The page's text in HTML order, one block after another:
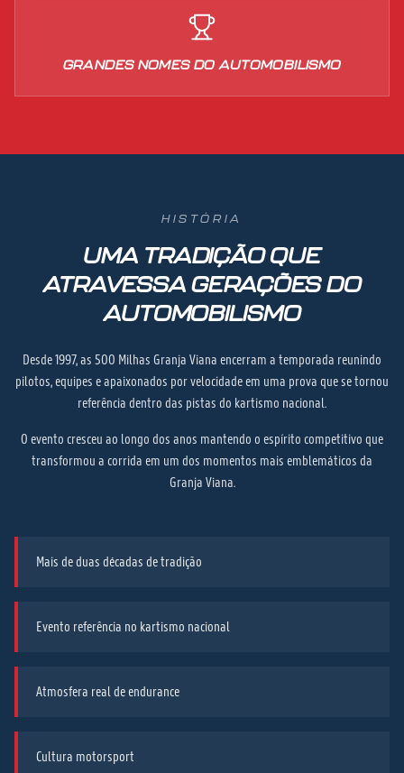
GRANDES NOMES DO AUTOMOBILISMO
HISTÓRIA
UMA TRADIÇÃO QUE
ATRAVESSA GERAÇÕES DO
AUTOMOBILISMO
Desde 1997, as 500 Milhas Granja Viana encerram a temporada reunindo
pilotos, equipes e apaixonados por velocidade em uma prova que se tornou
referência dentro das pistas do kartismo nacional.
O evento cresceu ao longo dos anos mantendo o espírito competitivo que
transformou a corrida em um dos momentos mais emblemáticos da
Granja Viana.
Mais de duas décadas de tradição
Evento referência no kartismo nacional
Atmosfera real de endurance
Cultura motorsport